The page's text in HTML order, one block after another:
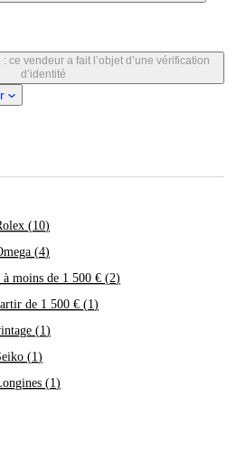
ce vendeur a fait l’objet d’une vérification
d’identité
(10)
(4)
à moins de 1 500 € (2)
de 1 500 € (1)
(1)
(1)
(1)